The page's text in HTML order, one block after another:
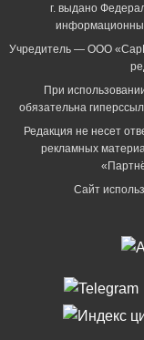
г. выдано
Учредитель — ООО
При
обязательна
Редакция не несет
рекламных
Сайт